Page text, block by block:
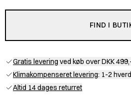
FIND I
Gratis levering ved køb over DKK
Klimakompenseret levering: 1-2
Altid 14 dages returret